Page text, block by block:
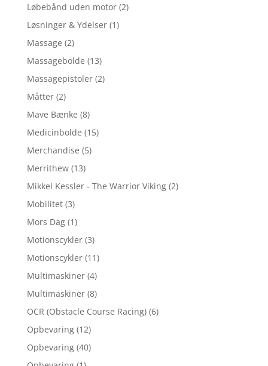
Løbebånd uden motor (2)
Løsninger & Ydelser (1)
Massage (2)
Massagebolde (13)
Massagepistoler (2)
Måtter (2)
Mave Bænke (8)
Medicinbolde (15)
Merchandise (5)
Merrithew (13)
Mikkel Kessler - The Warrior Viking (2)
Mobilitet (3)
Mors Dag (1)
Motionscykler (3)
Motionscykler (11)
Multimaskiner (4)
Multimaskiner (8)
OCR (Obstacle Course Racing) (6)
Opbevaring (12)
Opbevaring (40)